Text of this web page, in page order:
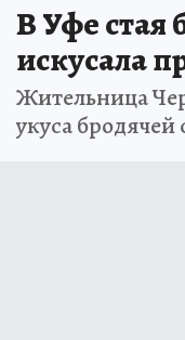
В Уфе стая
искусала
Жительница
укуса бродячей